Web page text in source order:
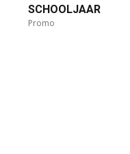
SCHOOLJAAR
Promo